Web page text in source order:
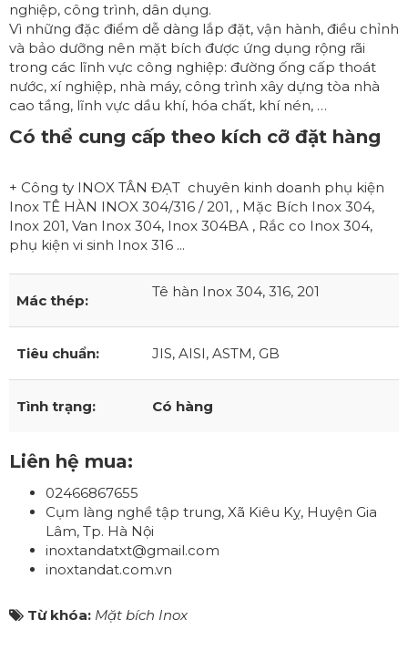
nghiệp, công trình, dân dụng.
Vì những đặc điểm dễ dàng lắp đặt, vận hành, điều chỉnh
và bảo dưỡng nên mặt bích được ứng dụng rộng rãi
trong các lĩnh vực công nghiệp: đường ống cấp thoát
nước, xí nghiệp, nhà máy, công trình xây dựng tòa nhà
cao tầng, lĩnh vực dầu khí, hóa chất, khí nén, …
Có thể cung cấp theo kích cỡ đặt hàng
+ Công ty INOX TÂN ĐẠT chuyên kinh doanh phụ kiện
Inox TÊ HÀN INOX 304/316 / 201, , Mặc Bích Inox 304,
Inox 201, Van Inox 304, Inox 304BA , Rắc co Inox 304,
phụ kiện vi sinh Inox 316 ...
Mác thép:
Tê hàn Inox 304, 316, 201
Tiêu chuẩn: JIS, AISI, ASTM, GB
Tình trạng: Có hàng
Liên hệ mua:
02466867655
Cụm làng nghề tập trung, Xã Kiêu Kỵ, Huyện Gia
Lâm, Tp. Hà Nội
inoxtandatxt@gmail.com
inoxtandat.com.vn
Từ khóa: Mặt bích Inox